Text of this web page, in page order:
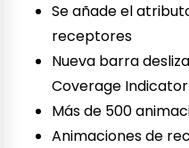
Se añade el
receptores
Nueva barra
Coverage
Más de 500
Animaciones de